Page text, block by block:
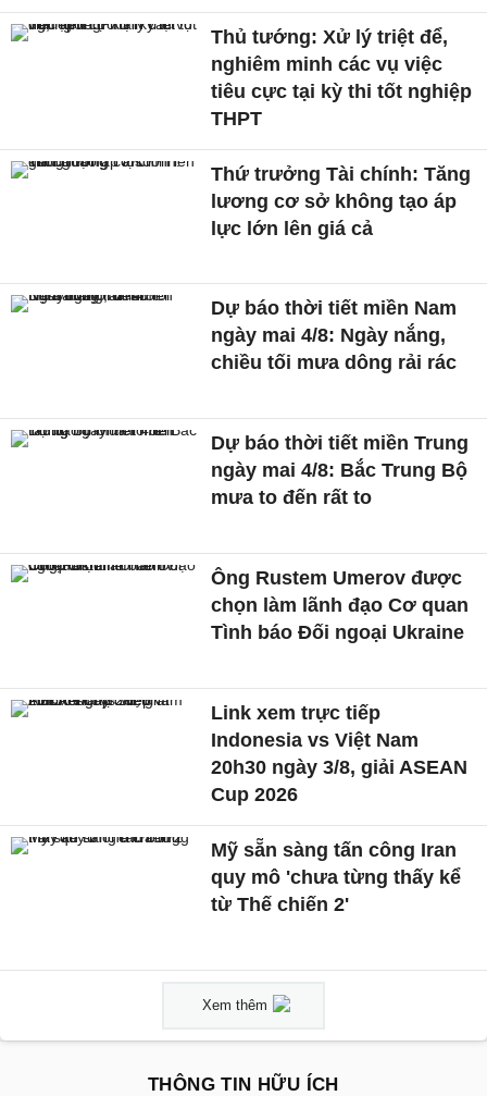
Thủ tướng: Xử lý triệt để,
nghiêm minh các vụ việc
tiêu cực tại kỳ thi tốt nghiệp
THPT
Thứ trưởng Tài chính: Tăng
lương cơ sở không tạo áp
lực lớn lên giá cả
Dự báo thời tiết miền Nam
ngày mai 4/8: Ngày nắng,
chiều tối mưa dông rải rác
Dự báo thời tiết miền Trung
ngày mai 4/8: Bắc Trung Bộ
mưa to đến rất to
Ông Rustem Umerov được
chọn làm lãnh đạo Cơ quan
Tình báo Đối ngoại Ukraine
Link xem trực tiếp
Indonesia vs Việt Nam
20h30 ngày 3/8, giải ASEAN
Cup 2026
Mỹ sẵn sàng tấn công Iran
quy mô 'chưa từng thấy kể
từ Thế chiến 2'
Xem thêm
THÔNG TIN HỮU ÍCH